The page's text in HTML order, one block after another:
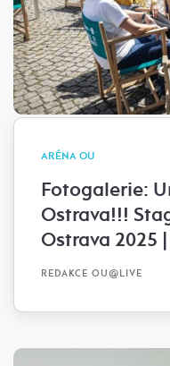
ARÉNA OU
Fotogalerie:
Ostrava!!!
Ostrava 2025
REDAKCE OU@LIVE